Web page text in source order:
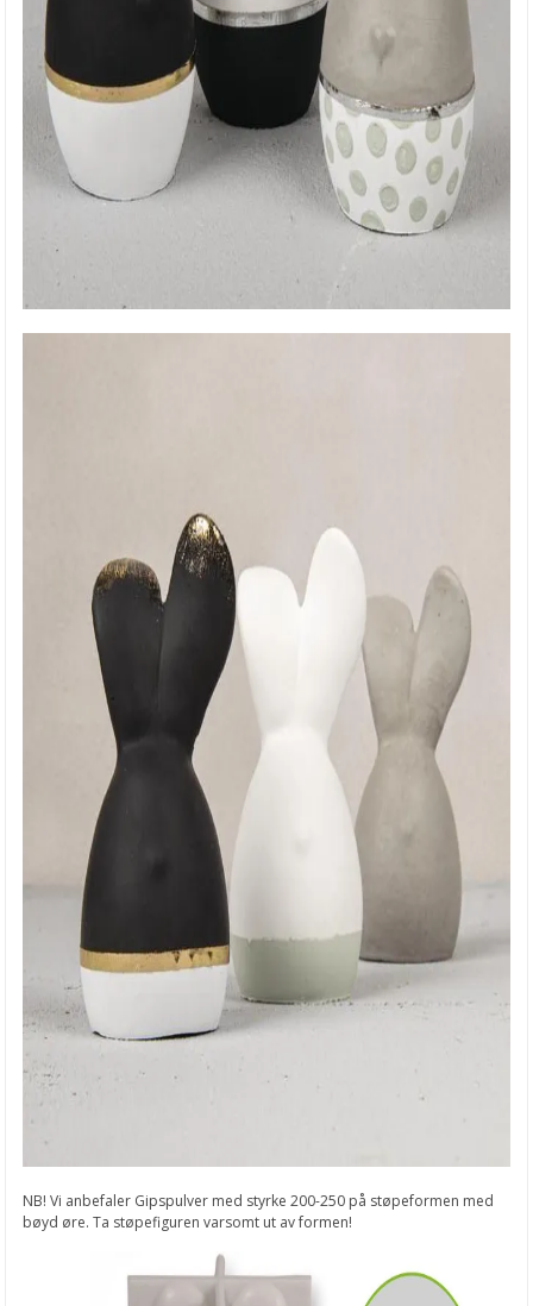
NB! Vi anbefaler Gipspulver med styrke 200-250 på støpeformen med
bøyd øre. Ta støpefiguren varsomt ut av formen!